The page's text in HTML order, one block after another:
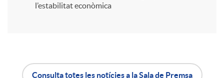
l’estabilitat econòmica
Consulta totes les notícies a la Sala de Premsa